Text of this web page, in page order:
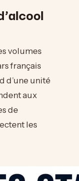
volumes
français
d’une unité
aux
de
les